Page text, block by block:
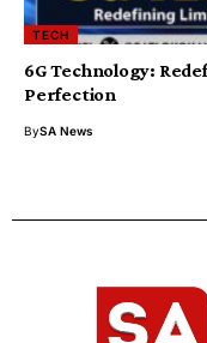
TECH
6G Technology:
Perfection
BySA News